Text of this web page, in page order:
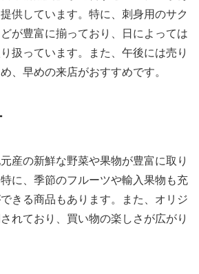
供しています。​特に、刺身用のサク
が豊富に揃っており、日によっては
扱っています。​また、午後には売り
、早めの来店がおすすめです。
産の新鮮な野菜や果物が豊富に取り
に、季節のフルーツや輸入果物も充
きる商品もあります。​また、オリジ
れており、買い物の楽しさが広がり